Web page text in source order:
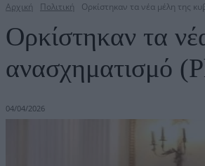
Αρχική Πολιτική Ορκίστηκαν τα νέα μέλη της
Ορκίστηκαν τα
ανασχηματισμό
04/04/2026